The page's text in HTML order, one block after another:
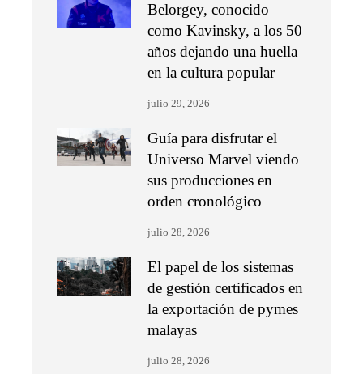
Belorgey, conocido
como Kavinsky, a los 50
años dejando una huella
en la cultura popular
julio 29, 2026
Guía para disfrutar el
Universo Marvel viendo
sus producciones en
orden cronológico
julio 28, 2026
El papel de los sistemas
de gestión certificados en
la exportación de pymes
malayas
julio 28, 2026